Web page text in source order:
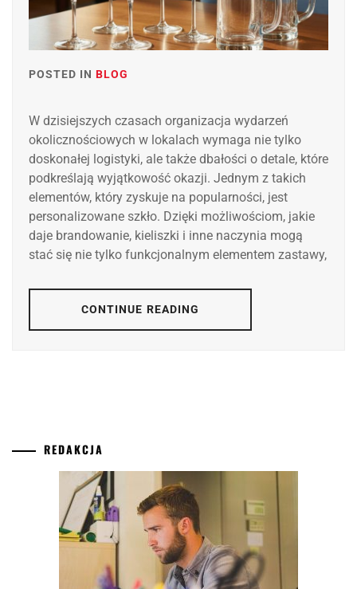
POSTED IN BLOG
W dzisiejszych czasach organizacja wydarzeń
okolicznościowych w lokalach wymaga nie tylko
doskonałej logistyki, ale także dbałości o detale, które
podkreślają wyjątkowość okazji. Jednym z takich
elementów, który zyskuje na popularności, jest
personalizowane szkło. Dzięki możliwościom, jakie
daje brandowanie, kieliszki i inne naczynia mogą
stać się nie tylko funkcjonalnym elementem zastawy,
CONTINUE READING
REDAKCJA